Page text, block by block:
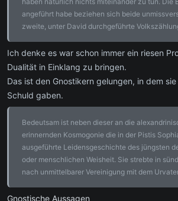
angeführt habe beziehen sich beide
zweite, unter David durchgeführte
Ich denke es war schon immer ein riesen
Dualität in Einklang zu bringen.
Das ist den Gnostikern gelungen, in dem
Schuld gaben.
Bedeutsam ist neben dieser an die
erinnernden Kosmogonie die in der Pistis
ausgeführte Leidensgeschichte des jüngsten
oder menschlichen Weisheit. Sie strebte in
nach unmittelbarer Vereinigung mit dem
Gnostische Aussagen